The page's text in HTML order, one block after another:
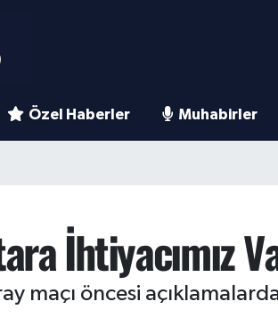
Özel Haberler Muhabirler
İhtiyacımız
maçı öncesi